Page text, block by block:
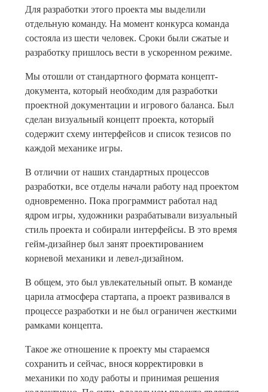
Для разработки этого проекта мы выделили
отдельную команду. На момент конкурса команда
состояла из шести человек. Сроки были сжатые и
разработку пришлось вести в ускоренном режиме.
Мы отошли от стандартного формата концепт-
документа, который необходим для разработки
проектной документации и игрового баланса. Был
сделан визуальный концепт проекта, который
содержит схему интерфейсов и список тезисов по
каждой механике игры.
В отличии от наших стандартных процессов
разработки, все отделы начали работу над проектом
одновременно. Пока программист работал над
ядром игры, художники разрабатывали визуальный
стиль проекта и собирали интерфейсы. В это время
гейм-дизайнер был занят проектированием
корневой механики и левел-дизайном.
В общем, это был увлекательный опыт. В команде
царила атмосфера стартапа, а проект развивался в
процессе разработки и не был ограничен жесткими
рамками концепта.
Такое же отношение к проекту мы стараемся
сохранить и сейчас, внося корректировки в
механики по ходу работы и принимая решения